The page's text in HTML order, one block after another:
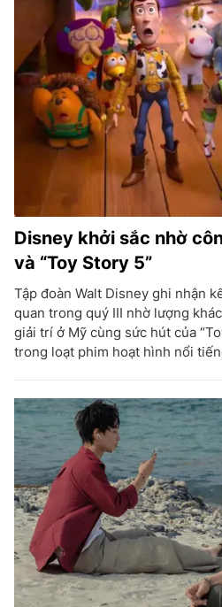
Disney khởi sắc nhờ
và “Toy Story 5”
Tập đoàn Walt Disney ghi nhận
quan trong quý III nhờ lượng
giải trí ở Mỹ cùng sức hút của
trong loạt phim hoạt hình nổi